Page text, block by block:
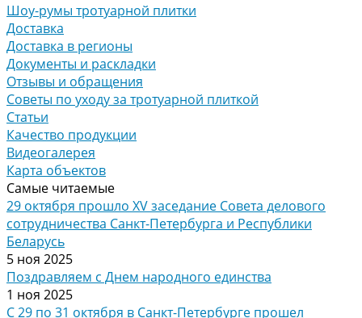
Шоу-румы тротуарной плитки
Доставка
Доставка в регионы
Документы и раскладки
Отзывы и обращения
Советы по уходу за тротуарной плиткой
Статьи
Качество продукции
Видеогалерея
Карта объектов
Самые читаемые
29 октября прошло XV заседание Совета делового
сотрудничества Санкт-Петербурга и Республики
Беларусь
5 ноя 2025
Поздравляем с Днем народного единства
1 ноя 2025
С 29 по 31 октября в Санкт-Петербурге прошел